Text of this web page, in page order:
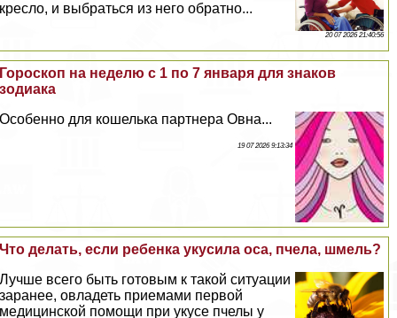
кресло, и выбраться из него обратно...
20 07 2026 21:40:56
Гороскоп на неделю с 1 по 7 января для знаков
зодиака
Особенно для кошелька партнера Овна...
19 07 2026 9:13:34
Что делать, если ребенка укусила оса, пчела, шмель?
Лучше всего быть готовым к такой ситуации
заранее, овладеть приемами первой
медицинской помощи при укусе пчелы у